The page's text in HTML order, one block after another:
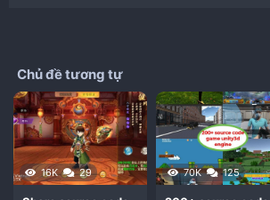
Chủ đề tương tự
16K 29 70K 125